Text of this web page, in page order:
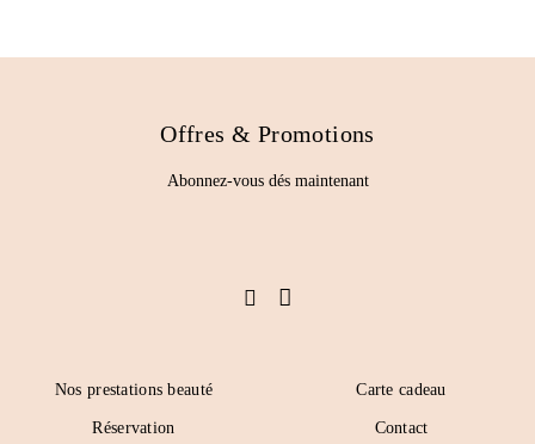
Nos prestations beauté
Réservation
Carte cadeau
Contact
Offres & Promotions
Abonnez-vous dés maintenant